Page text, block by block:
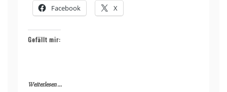
Facebook X
Gefällt mir:
Weiterlesen ...